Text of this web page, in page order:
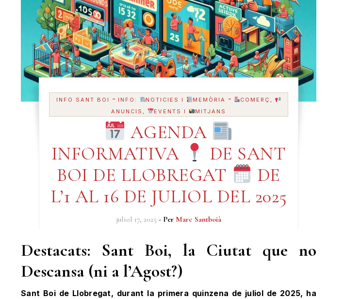
INFO SANT BOI - INFO: NOTICIES I MEMÒRIA -
COMERÇ,
ANUNCIS,
EVENTS I MITJANS
AGENDA
INFORMATIVA
DE SANT
BOI DE LLOBREGAT
DE
L’1 AL 16 DE JULIOL DEL 2025
juliol 17, 2025 - Per Marc Santboià
Destacats: Sant Boi, la Ciutat que no
Descansa (ni a l’Agost?)
Sant Boi de Llobregat, durant la primera quinzena de juliol de 2025, ha